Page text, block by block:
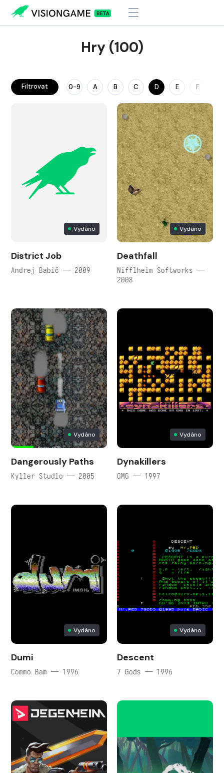
Hry (100)
Filtrovat 0-9 A B C D E F
Vydáno
District Job
Andrej Babič — 2009
Vydáno
Deathfall
Nifflheim Softworks —
2008
Vydáno
Dangerously Paths
Kyller Studio — 2005
Vydáno
Dynakillers
GMG — 1997
Vydáno
Dumi
Commo Bam — 1996
Vydáno
Descent
7 Gods — 1996